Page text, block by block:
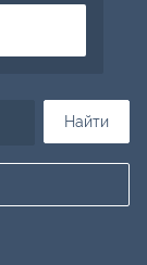
Найти